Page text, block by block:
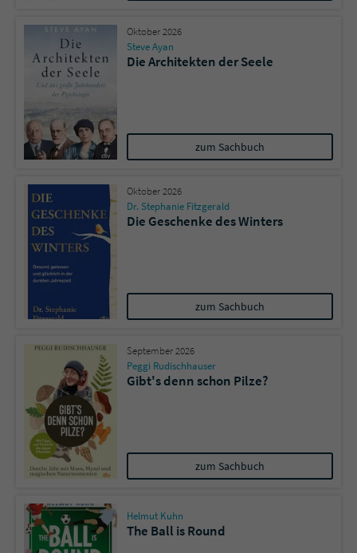
Oktober 2026
Steve Ayan
Die Architekten der Seele
zum Sachbuch
Oktober 2026
Dr. Stephanie Fitzgerald
Die Geschenke des Winters
zum Sachbuch
September 2026
Peggi Rudischhauser
Gibt's denn schon Pilze?
zum Sachbuch
Helmut Kuhn
The Ball is Round